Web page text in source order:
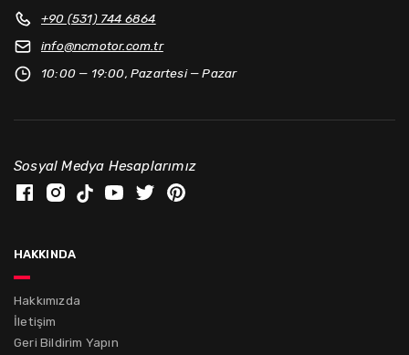
+90 (531) 744 6864
info@ncmotor.com.tr
10:00 — 19:00, Pazartesi — Pazar
Sosyal Medya Hesaplarımız
hakkında
Hakkımızda
İletişim
Geri Bildirim Yapın